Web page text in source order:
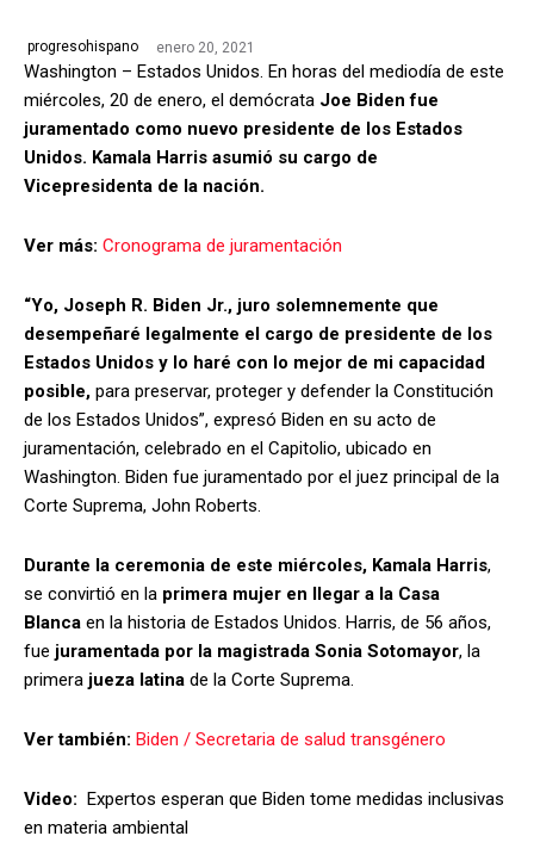
progresohispano enero 20, 2021
Washington – Estados Unidos. En horas del mediodía de este
miércoles, 20 de enero, el demócrata Joe Biden fue
juramentado como nuevo presidente de los Estados
Unidos. Kamala Harris asumió su cargo de
Vicepresidenta de la nación.
Ver más: Cronograma de juramentación
“Yo, Joseph R. Biden Jr., juro solemnemente que
desempeñaré legalmente el cargo de presidente de los
Estados Unidos y lo haré con lo mejor de mi capacidad
posible, para preservar, proteger y defender la Constitución
de los Estados Unidos”, expresó Biden en su acto de
juramentación, celebrado en el Capitolio, ubicado en
Washington. Biden fue juramentado por el juez principal de la
Corte Suprema, John Roberts.
Durante la ceremonia de este miércoles, Kamala Harris,
se convirtió en la primera mujer en llegar a la Casa
Blanca en la historia de Estados Unidos. Harris, de 56 años,
fue juramentada por la magistrada Sonia Sotomayor, la
primera jueza latina de la Corte Suprema.
Ver también: Biden / Secretaria de salud transgénero
Video: Expertos esperan que Biden tome medidas inclusivas
en materia ambiental